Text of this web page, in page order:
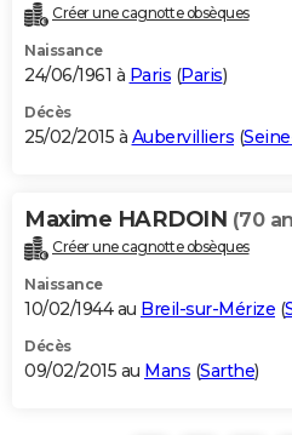
Créer une cagnotte obsèques
Naissance
24/06/1961 à Paris (Paris)
Décès
25/02/2015 à Aubervilliers (
Maxime HARDOIN (70
Créer une cagnotte obsèques
Naissance
10/02/1944 au Breil-sur-Mérize (
Décès
09/02/2015 au Mans (Sarthe)